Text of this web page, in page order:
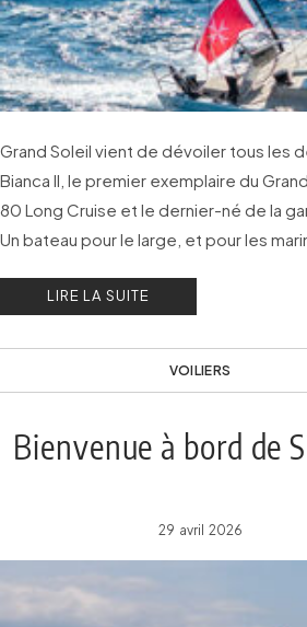
Grand Soleil vient de dévoiler tous les
Bianca II, le premier exemplaire du
80 Long Cruise et le dernier-né de la
Un bateau pour le large, et pour les
LIRE LA SUITE
VOILIERS
Bienvenue à bord de
29 avril 2026